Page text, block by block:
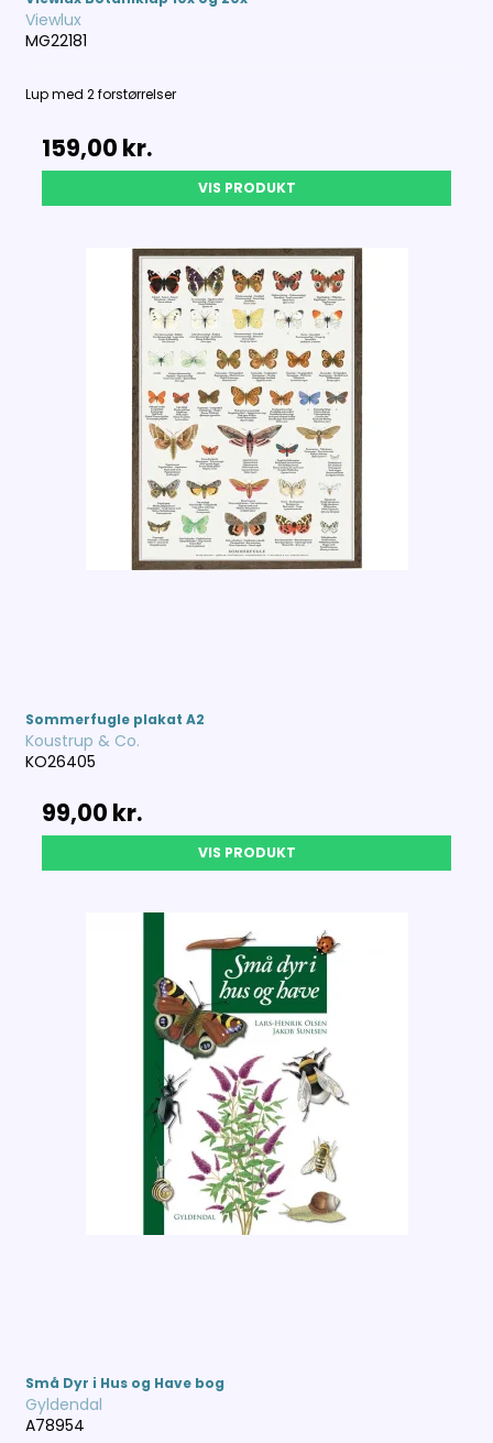
Viewlux
MG22181
Lup med 2 forstørrelser
159,00 kr.
VIS PRODUKT
Sommerfugle plakat A2
Koustrup & Co.
KO26405
99,00 kr.
VIS PRODUKT
Små Dyr i Hus og Have bog
Gyldendal
A78954